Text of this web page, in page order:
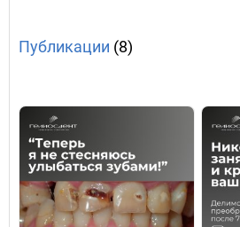
Публикации (8)